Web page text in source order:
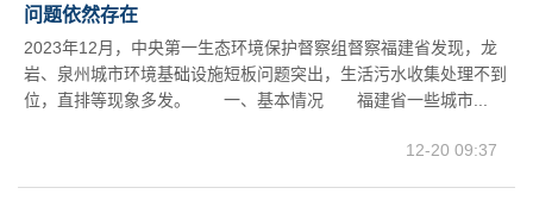
问题依然存在
2023年12月，中央第一生态环境保护督察组督察福建省发现，龙
岩、泉州城市环境基础设施短板问题突出，生活污水收集处理不到
位，直排等现象多发。 一、基本情况 福建省一些城市...
12-20 09:37